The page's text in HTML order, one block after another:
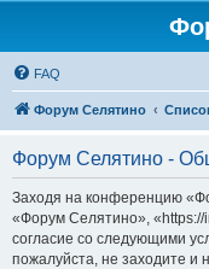
FAQ
Форум Селятино
Форум Селятино -
Заходя на конференцию
«Форум Селятино», «https://
согласие со следующими
пожалуйста, не заходите